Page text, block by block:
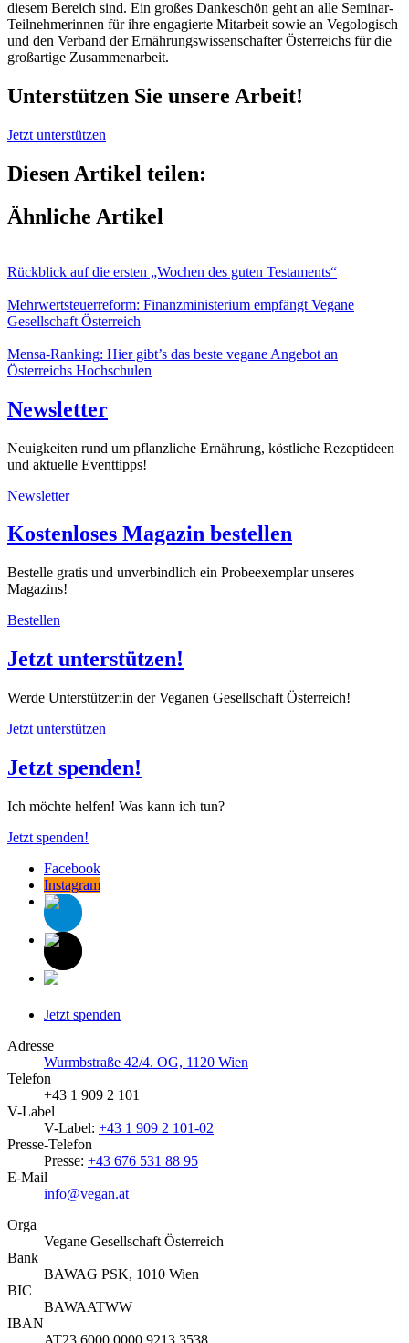
diesem Bereich sind. Ein großes Dankeschön geht an alle Seminar-
Teilnehmerinnen für ihre engagierte Mitarbeit sowie an Vegologisch
und den Verband der Ernährungswissenschafter Österreichs für die
großartige Zusammenarbeit.
Unterstützen Sie unsere Arbeit!
Jetzt unterstützen
Diesen Artikel teilen:
Ähnliche Artikel
Rückblick auf die ersten „Wochen des guten Testaments“
Mehrwertsteuerreform: Finanzministerium empfängt Vegane
Gesellschaft Österreich
Mensa-Ranking: Hier gibt’s das beste vegane Angebot an
Österreichs Hochschulen
Newsletter
Neuigkeiten rund um pflanzliche Ernährung, köstliche Rezeptideen
und aktuelle Eventtipps!
Newsletter
Kostenloses Magazin bestellen
Bestelle gratis und unverbindlich ein Probeexemplar unseres
Magazins!
Bestellen
Jetzt unterstützen!
Werde Unterstützer:in der Veganen Gesellschaft Österreich!
Jetzt unterstützen
Jetzt spenden!
Ich möchte helfen! Was kann ich tun?
Jetzt spenden!
Facebook
Instagram
Jetzt spenden
Adresse
Wurmbstraße 42/4. OG, 1120 Wien
Telefon
+43 1 909 2 101
V-Label
V-Label: +43 1 909 2 101-02
Presse-Telefon
Presse: +43 676 531 88 95
E-Mail
info@vegan.at
Orga
Vegane Gesellschaft Österreich
Bank
BAWAG PSK, 1010 Wien
BIC
BAWAATWW
IBAN
AT23 6000 0000 9213 3538